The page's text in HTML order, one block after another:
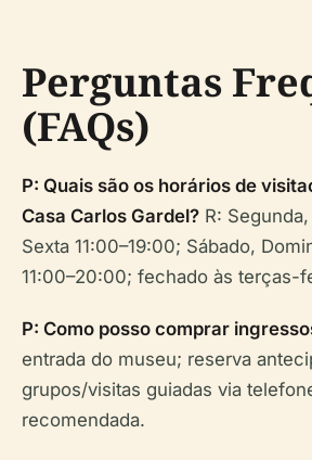
Perguntas
(FAQs)
P: Quais são os horários de
Casa Carlos Gardel? R:
Sexta 11:00–19:00; Sábado,
11:00–20:00; fechado às terças-
P: Como posso comprar
entrada do museu; reserva
grupos/visitas guiadas via
recomendada.